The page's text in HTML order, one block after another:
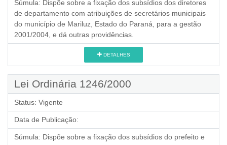
Súmula: Dispõe sobre a fixação dos subsídios dos diretores
de departamento com atribuições de secretários municipais
do município de Mariluz, Estado do Paraná, para a gestão
2001/2004, e dá outras providências.
DETALHES
Lei Ordinária 1246/2000
Status: Vigente
Data de Publicação:
Súmula: Dispõe sobre a fixação dos subsídios do prefeito e